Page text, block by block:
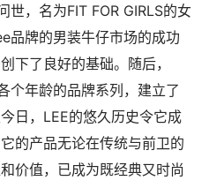
世，名为FIT FOR GIRLS的女
品牌的男装牛仔市场的成功
下了良好的基础。随后，
个年龄的品牌系列，建立了
日，LEE的悠久历史令它成
的产品无论在传统与前卫的
价值，已成为既经典又时尚